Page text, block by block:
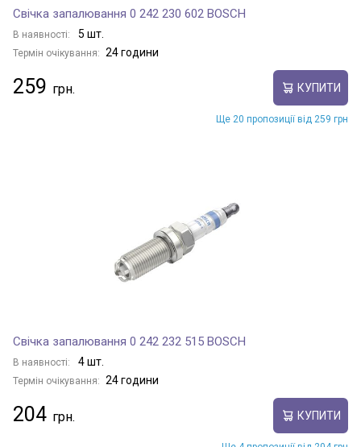
Свічка запалювання 0 242 230 602 BOSCH
В наявності: 5 шт.
Термін очікування: 24 години
259 КУПИТИ
Ще 20 пропозиції від 259 грн
Свічка запалювання 0 242 232 515 BOSCH
В наявності: 4 шт.
Термін очікування: 24 години
204 КУПИТИ